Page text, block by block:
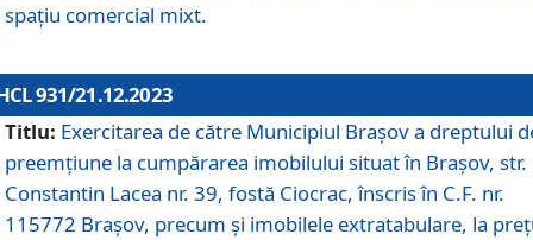
spațiu comercial mixt.
931/21.12.2023
Titlu: Exercitarea de către Municipiul Brașov a dreptului
preemțiune la cumpărarea imobilului situat în Brașov, str.
Constantin Lacea nr. 39, fostă Ciocrac, înscris în C.F. nr.
115772 Brașov, precum și imobilele extratabulare, la